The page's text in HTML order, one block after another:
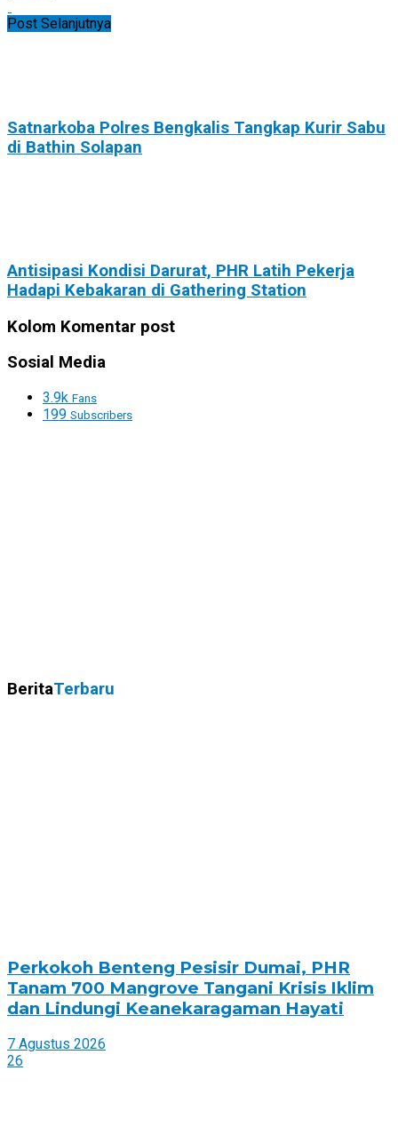
Post Selanjutnya
Satnarkoba Polres Bengkalis Tangkap Kurir Sabu
di Bathin Solapan
Antisipasi Kondisi Darurat, PHR Latih Pekerja
Hadapi Kebakaran di Gathering Station
Kolom Komentar post
Sosial Media
3.9k Fans
199 Subscribers
BeritaTerbaru
Perkokoh Benteng Pesisir Dumai, PHR
Tanam 700 Mangrove Tangani Krisis Iklim
dan Lindungi Keanekaragaman Hayati
7 Agustus 2026
26